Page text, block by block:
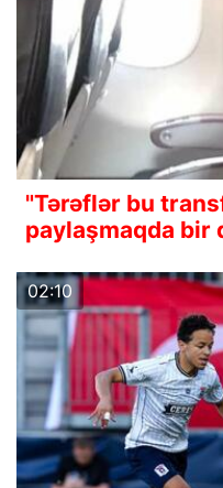
"Tərəflər bu
paylaşmaqda bir
02:10